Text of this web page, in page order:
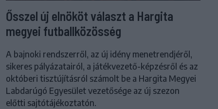
Ősszel új elnököt választ a Hargita
megyei futballközösség
A bajnoki rendszerről, az új idény menetrendjéről,
sikeres pályázatairól, a játékvezető-képzésről és az
októberi tisztújításról számolt be a Hargita Megyei
Labdarúgó Egyesület vezetősége az új szezon
előtti sajtótájékoztatón.